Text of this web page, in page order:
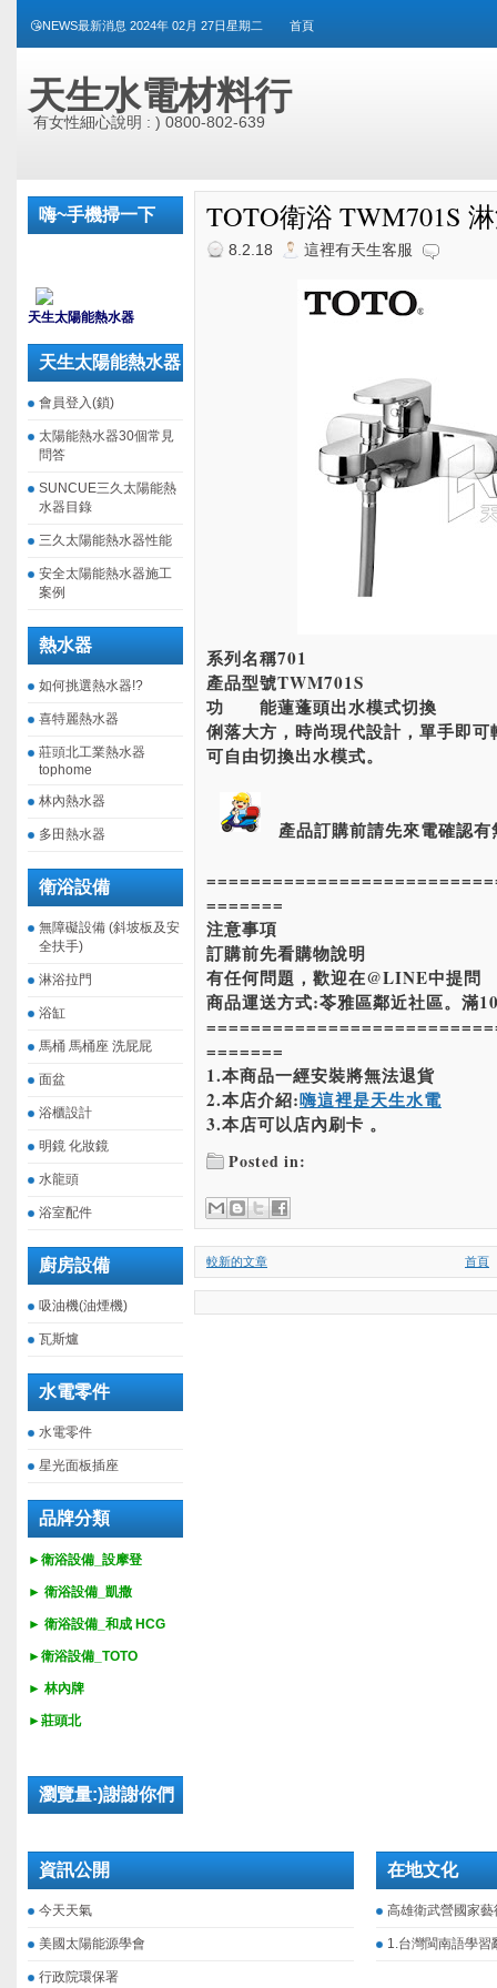
😘NEWS最新消息 2024年 02月 27日星期二 首頁
天生水電材料行
有女性細心說明 : ) 0800-802-639
嗨~手機掃一下
天生太陽能熱水器
天生太陽能熱水器
會員登入(鎖)
太陽能熱水器30個常見
問答
SUNCUE三久太陽能熱
水器目錄
三久太陽能熱水器性能
安全太陽能熱水器施工
案例
熱水器
如何挑選熱水器!?
喜特麗熱水器
莊頭北工業熱水器
tophome
林內熱水器
多田熱水器
衛浴設備
無障礙設備 (斜坡板及安
全扶手)
淋浴拉門
浴缸
馬桶 馬桶座 洗屁屁
面盆
浴櫃設計
明鏡 化妝鏡
水龍頭
浴室配件
廚房設備
吸油機(油煙機)
瓦斯爐
水電零件
水電零件
星光面板插座
品牌分類
►衛浴設備_設摩登
► 衛浴設備_ 凱撒
► 衛浴設備_ 和成 HCG
►衛浴設備_ TOTO
► 林內牌
►莊頭北
瀏覽量:)謝謝你們
TOTO衛浴 TWM701S
8.2.18 這裡有天生客服
系列名稱701
產品型號TWM701S
功 能蓮蓬頭出水模式切換
俐落大方，時尚現代設計，單手即可
可自由切換出水模式。
產品訂購前請先來電確認有
=======
注意事項
訂購前先看購物說明
有任何問題，歡迎在@LINE中提問
商品運送方式:苓雅區鄰近社區。滿
=======
1.本商品一經安裝將無法退貨
2.本店介紹:嗨這裡是天生水電
3.本店可以店內刷卡 。
Posted in:
較新的文章 首頁
資訊公開
今天天氣
美國太陽能源學會
行政院環保署
在地文化
高雄衛武營國家藝
1.台灣閩南語學習